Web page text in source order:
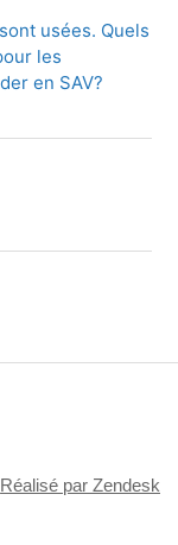
usées. Quels
les
en SAV?
Réalisé par Zendesk